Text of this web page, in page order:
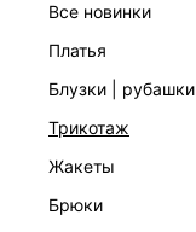
все новинки
платья
блузки | рубашки
трикотаж
жакеты
брюки